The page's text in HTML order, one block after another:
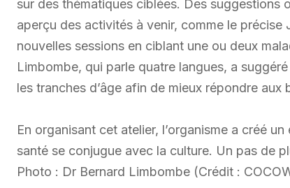
sur des thématiques ciblées. Des
aperçu des activités à venir, comme le
nouvelles sessions en ciblant une ou deux
Limbombe, qui parle quatre langues, a
les tranches d’âge afin de mieux répondre aux
En organisant cet atelier, l’organisme a créé
santé se conjugue avec la culture. Un pas de
Photo : Dr Bernard Limbombe (Crédit :